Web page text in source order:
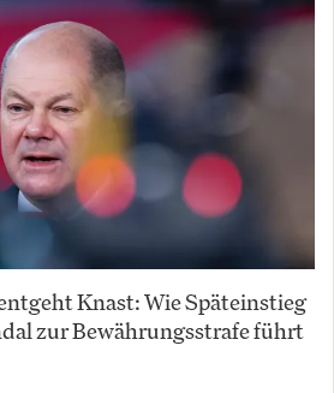
Knast: Wie Späteinstieg
zur Bewährungsstrafe führt